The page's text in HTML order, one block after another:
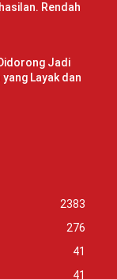
Rendah
Jadi
Layak dan
2383
276
41
41